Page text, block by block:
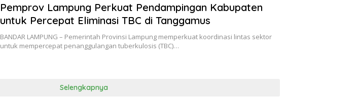
Pemprov Lampung Perkuat Pendampingan Kabupaten
untuk Percepat Eliminasi TBC di Tanggamus
BANDAR LAMPUNG – Pemerintah Provinsi Lampung memperkuat koordinasi lintas sektor
untuk mempercepat penanggulangan tuberkulosis (TBC)…
Selengkapnya